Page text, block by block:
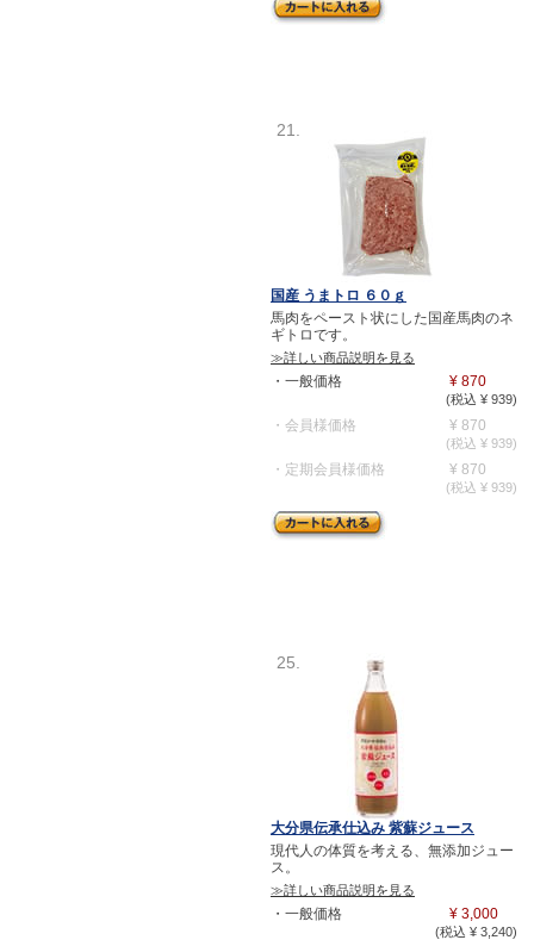
21.
国産 うまトロ ６０ｇ
馬肉をペースト状にした国産馬肉のネ
ギトロです。
≫詳しい商品説明を見る
・一般価格 ¥ 870
(税込 ¥ 939)
・会員様価格 ¥ 870
(税込 ¥ 939)
・定期会員様価格 ¥ 870
(税込 ¥ 939)
25.
大分県伝承仕込み 紫蘇ジュース
現代人の体質を考える、無添加ジュー
ス。
≫詳しい商品説明を見る
・一般価格 ¥ 3,000
(税込 ¥ 3,240)